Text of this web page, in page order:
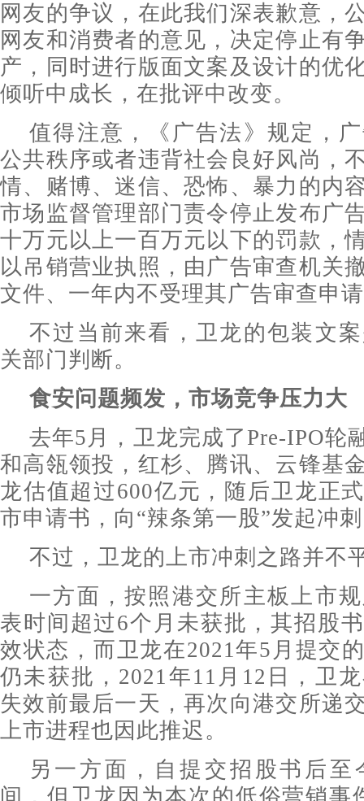
网友的争议，在此我们深表歉意，
网友和消费者的意见，决定停止有
产，同时进行版面文案及设计的优
倾听中成长，在批评中改变。
值得注意，《广告法》规定，
公共秩序或者违背社会良好风尚，
情、赌博、迷信、恐怖、暴力的内
市场监督管理部门责令停止发布广
十万元以上一百万元以下的罚款，
以吊销营业执照，由广告审查机关
文件、一年内不受理其广告审查申
不过当前来看，卫龙的包装文
关部门判断。
食安问题频发，市场竞争压力大
去年5月，卫龙完成了Pre-IPO轮
和高瓴领投，红杉、腾讯、云锋基
龙估值超过600亿元，随后卫龙正
市申请书，向“辣条第一股”发起冲
不过，卫龙的上市冲刺之路并不
一方面，按照港交所主板上市
表时间超过6个月未获批，其招股
效状态，而卫龙在2021年5月提交
仍未获批，2021年11月12日，卫
失效前最后一天，再次向港交所递
上市进程也因此推迟。
另一方面，自提交招股书后至